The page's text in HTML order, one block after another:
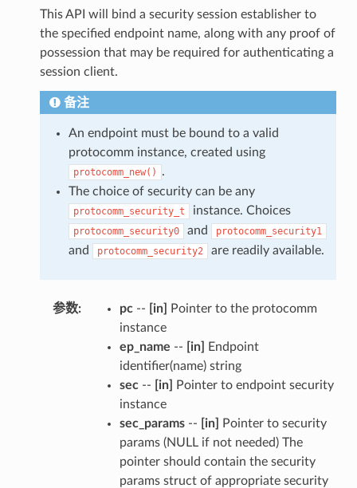
This API will bind a security session establisher to
the specified endpoint name, along with any proof of
possession that may be required for authenticating a
session client.
备注
An endpoint must be bound to a valid
protocomm instance, created using
protocomm_new()
.
The choice of security can be any
protocomm_security_t instance. Choices
protocomm_security0 and protocomm_security1
and protocomm_security2 are readily available.
参数: pc-- [in]
Pointer to the protocomm
instance
ep_name -- [in]
Endpoint
identifier(name) string
sec-- [in]
Pointer to endpoint security
instance
sec_params-- [in]
Pointer to security
params (NULL if not needed) The
pointer should contain the security
params struct of appropriate security